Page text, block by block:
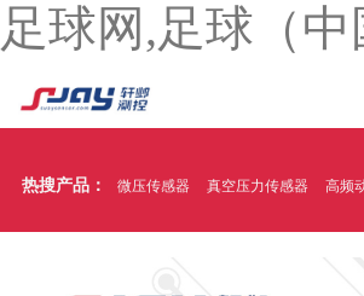
足球网,足球（中
热搜产品： 微压传感器 真空压力传感器 高频